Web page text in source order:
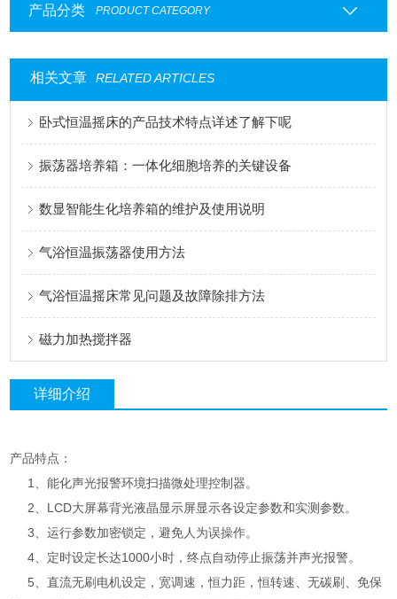
产品分类 PRODUCT CATEGORY
相关文章 RELATED ARTICLES
卧式恒温摇床的产品技术特点详述了解下呢
振荡器培养箱：一体化细胞培养的关键设备
数显智能生化培养箱的维护及使用说明
气浴恒温振荡器使用方法
气浴恒温摇床常见问题及故障除排方法
磁力加热搅拌器
详细介绍
产品特点：
1、能化声光报警环境扫描微处理控制器。
2、LCD大屏幕背光液晶显示屏显示各设定参数和实测参数。
3、运行参数加密锁定，避免人为误操作。
4、定时设定长达1000小时，终点自动停止振荡并声光报警。
5、直流无刷电机设定，宽调速，恒力距，恒转速、无碳刷、免保